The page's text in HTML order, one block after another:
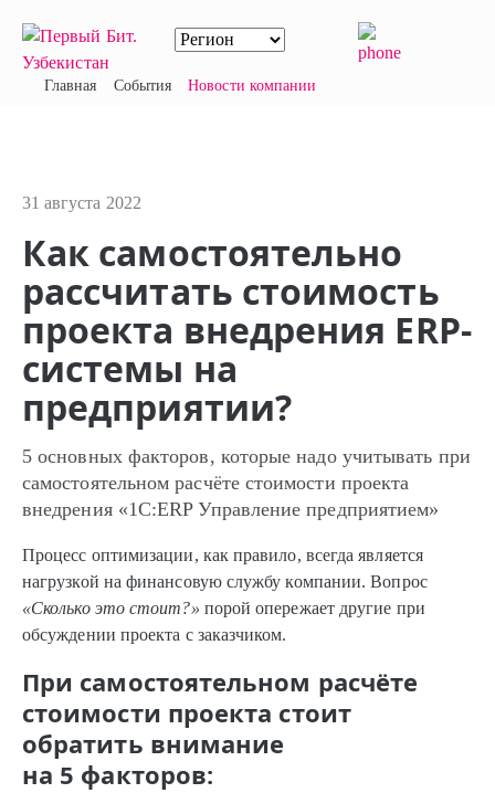
Главная События Новости компании
31 августа 2022
Как самостоятельно
рассчитать стоимость
проекта внедрения ERP-
системы на
предприятии?
5 основных факторов, которые надо учитывать при
самостоятельном расчёте стоимости проекта
внедрения «1С:ERP Управление предприятием»
Процесс оптимизации, как правило, всегда является
нагрузкой на финансовую службу компании. Вопрос
«Сколько это стоит?» порой опережает другие при
обсуждении проекта с заказчиком.
При самостоятельном расчёте
стоимости проекта стоит
обратить внимание
на 5 факторов: